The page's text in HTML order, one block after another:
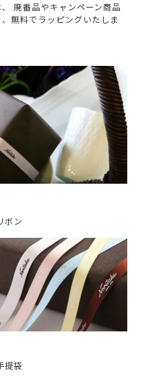
廃番品やキャンペーン商品
無料でラッピングいたしま
ボン
提袋